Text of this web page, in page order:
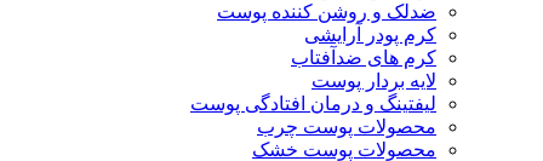
ضدلک و روشن کننده پوست
کرم پودر آرایشی
کرم های ضدآفتاب
لایه بردار پوست
لیفتینگ و درمان افتادگی پوست
محصولات پوست چرب
محصولات پوست خشک